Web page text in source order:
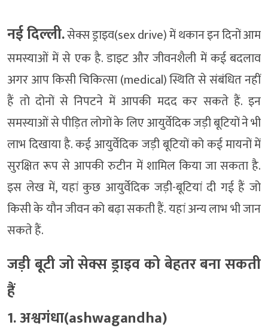
नई दिल्‍ली.सेक्स ड्राइव(sex drive) में थकान इन दिनों आम
समस्याओं में से एक है. डाइट और जीवनशैली में कई बदलाव
अगर आप किसी चिकित्सा (medical) स्थिति से संबंधित नहीं
हैं तो दोनों से निपटने में आपकी मदद कर सकते हैं. इन
समस्याओं से पीड़ित लोगों के लिए आयुर्वेदिक जड़ी बूटियों ने भी
लाभ दिखाया है. कई आयुर्वेदिक जड़ी बूटियों को कई मायनों में
सुरक्षित रूप से आपकी रुटीन में शामिल किया जा सकता है.
इस लेख में, यहां कुछ आयुर्वेदिक जड़ी-बूटियां दी गई हैं जो
किसी के यौन जीवन को बढ़ा सकती हैं. यहां अन्य लाभ भी जान
सकते हैं.
जड़ी बूटी जो सेक्स ड्राइव को बेहतर बना सकती
हैं
1. अश्वगंधा(ashwagandha)